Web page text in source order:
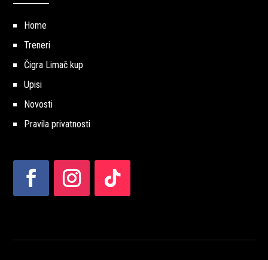
Home
Treneri
Čigra Limač kup
Upisi
Novosti
Pravila privatnosti